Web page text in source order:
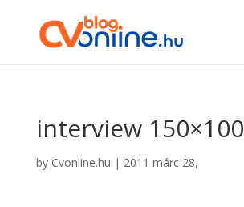
interview 150×100
by Cvonline.hu | 2011 márc 28,